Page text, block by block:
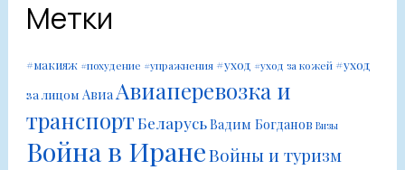
Метки
#макияж #похудение #упражнения #уход #уход за кожей #уход
за лицом Авиа Авиаперевозка и
транспортБеларусьВадим Богданов Визы
Война в ИранеВойны и туризм